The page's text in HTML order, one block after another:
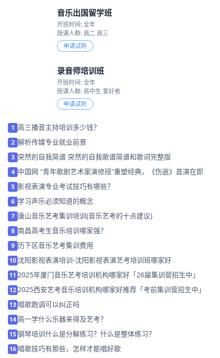
音乐出国留学班
开班时间: 全年
授课人群: 高二 高三
申请试听
录音师培训班
开班时间: 全年
授课人群: 高中生 爱好者
申请试听
1 高三播音主持培训多少钱？
2 解析传媒专业就业前景
3 突然的自我简谱 突然的自我歌谱简谱和歌词完整版
4 中国网 “青年歌剧艺术家演修班”重塑经典，《伤逝》首演在即
5 影视表演专业考试技巧有哪些？
6 学习声乐必须知道的概念
7 唐山音乐艺考集训培训(音乐艺考的十点建议)
8 南昌高考生音乐培训哪家强？
9 历下区音乐艺考集训费用
10沈阳影视表演培训-沈阳影视表演艺考培训班哪家好
11 2025年厦门音乐艺考培训机构哪家好「26届集训营招生中」
122025西安艺考音乐培训机构哪家好推荐「考前集训营招生中」
13 唱歌跑调可以纠正吗
14高一学什么乐器来得及艺考？
15钢琴培训什么是分解练习？什么是整体练习？
16 唱歌技巧有那些，怎样才能唱好歌